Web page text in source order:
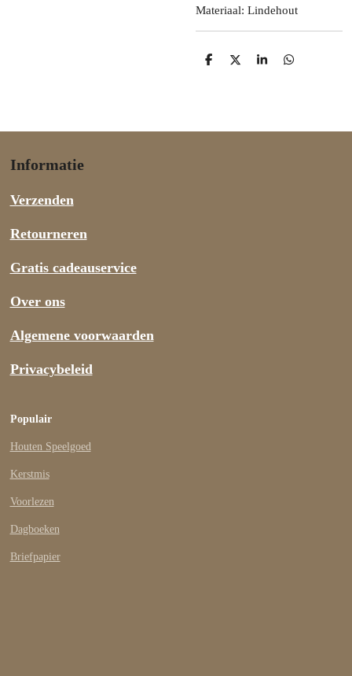
Materiaal: Lindehout
D
D
S
D
Informatie
Verzenden
Retourneren
Gratis cadeauservice
Over ons
Algemene voorwaarden
Privacybeleid
Populair
Houten Speelgoed
Kerstmis
Voorlezen
Dagboeken
Briefpapier